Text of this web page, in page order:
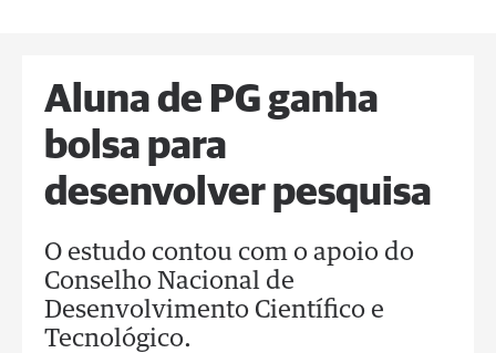
Aluna de PG ganha
bolsa para
desenvolver pesquisa
O estudo contou com o apoio do
Conselho Nacional de
Desenvolvimento Científico e
Tecnológico.